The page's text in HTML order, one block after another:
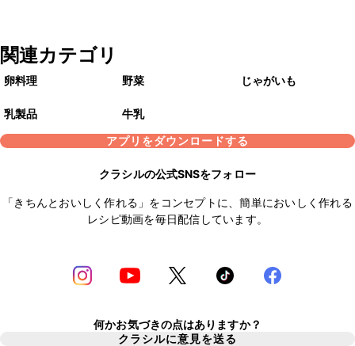
関連カテゴリ
卵料理 野菜 じゃがいも
乳製品
牛乳
アプリをダウンロードする
クラシルの公式SNSをフォロー
「きちんとおいしく作れる」をコンセプトに、簡単においしく作れる
レシピ動画を毎日配信しています。
何かお気づきの点はありますか？
クラシルに意見を送る